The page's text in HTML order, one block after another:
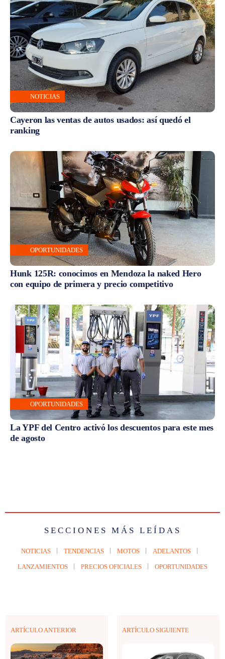
NOTICIAS
Cayeron las ventas de autos usados: así quedó el
ranking
OPORTUNIDADES
Hunk 125R: conocimos en Mendoza la naked Hero
con equipo de primera y precio competitivo
OPORTUNIDADES
La YPF del Centro activó los descuentos para este mes
de agosto
SECCIONES MÁS LEÍDAS
NOTICIAS TENDENCIAS MOTOS ADELANTOS
LANZAMIENTOS PRECIOS OFICIALES OPORTUNIDADES
ARTÍCULO ANTERIOR ARTÍCULO SIGUIENTE